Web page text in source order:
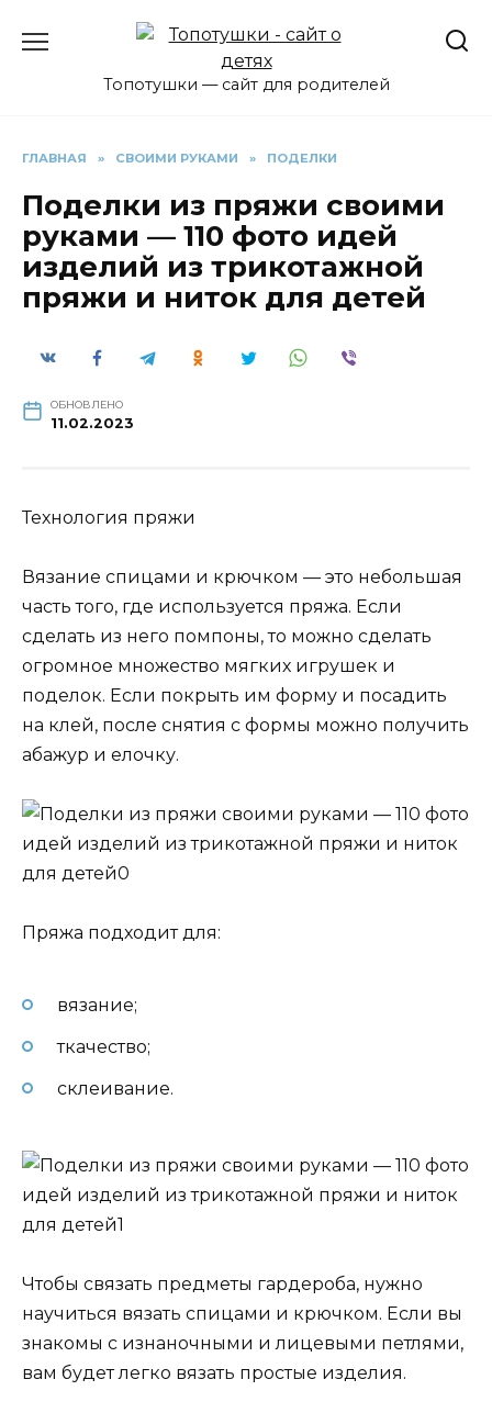
Топотушки — сайт для родителей
ГЛАВНАЯ » СВОИМИ РУКАМИ » ПОДЕЛКИ
Поделки из пряжи своими
руками — 110 фото идей
изделий из трикотажной
пряжи и ниток для детей
ОБНОВЛЕНО
11.02.2023
Технология пряжи
Вязание спицами и крючком — это небольшая
часть того, где используется пряжа. Если
сделать из него помпоны, то можно сделать
огромное множество мягких игрушек и
поделок. Если покрыть им форму и посадить
на клей, после снятия с формы можно получить
абажур и елочку.
Пряжа подходит для:
вязание;
ткачество;
склеивание.
Чтобы связать предметы гардероба, нужно
научиться вязать спицами и крючком. Если вы
знакомы с изнаночными и лицевыми петлями,
вам будет легко вязать простые изделия.